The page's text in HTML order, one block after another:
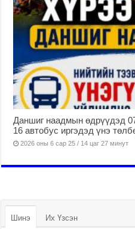
Даншиг наадмын өдрүүдэд
16 автобус иргэдэд үнэ
2026 оны 6 сар 25 / 14 цаг 27 минут
Шинэ Их Үзсэн